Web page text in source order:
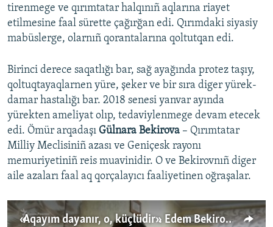
tirenmege ve qırımtatar halqınıñ aqlarına riayet
etilmesine faal sürette çağırğan edi. Qırımdaki siyasiy
mabüslerge, olarnıñ qorantalarına qoltutqan edi.
Birinci derece saqatlığı bar, sağ ayağında protez taşıy,
qoltuqtayaqlarnen yüre, şeker ve bir sıra diger yürek-
damar hastalığı bar. 2018 senesi yanvar ayında
yürekten ameliyat olıp, tedaviylenmege devam etecek
edi. Ömür arqadaşı Gülnara Bekirova – Qırımtatar
Milliy Meclisiniñ azası ve Geniçesk rayonı
memuriyetiniñ reis muavinidir. O ve Bekirovnıñ diger
aile azaları faal aq qorçalayıcı faaliyetinen oğraşalar.
«Aqayım dayanır, o, küçlüdir». Edem Bekirovnıñ ömür arqadaşı onıñ apiske alınması aqqında (video)